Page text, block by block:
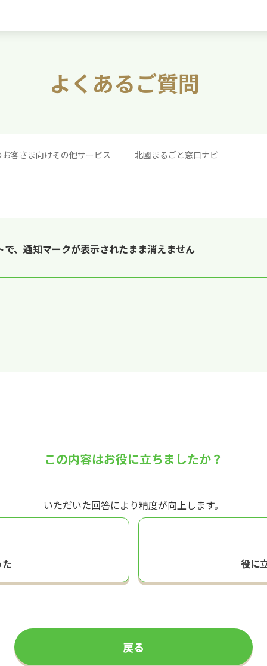
よくあるご質問
客さま向けその他サービス 北國まるごと窓口ナビ
、通知マークが表示されたまま消えません
この内容はお役に立ちましたか？
いただいた回答により精度が向上します。
役に
戻る